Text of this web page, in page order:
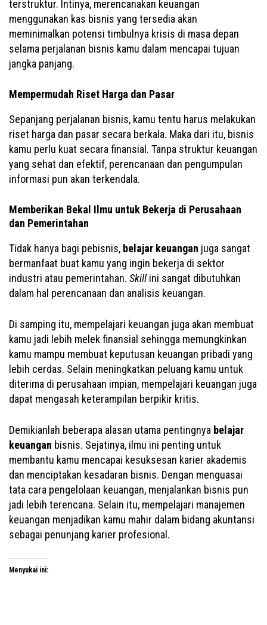
terstruktur. Intinya, merencanakan keuangan
menggunakan kas bisnis yang tersedia akan
meminimalkan potensi timbulnya krisis di masa depan
selama perjalanan bisnis kamu dalam mencapai tujuan
jangka panjang.
Mempermudah Riset Harga dan Pasar
Sepanjang perjalanan bisnis, kamu tentu harus melakukan
riset harga dan pasar secara berkala. Maka dari itu, bisnis
kamu perlu kuat secara finansial. Tanpa struktur keuangan
yang sehat dan efektif, perencanaan dan pengumpulan
informasi pun akan terkendala.
Memberikan Bekal Ilmu untuk Bekerja di Perusahaan
dan Pemerintahan
Tidak hanya bagi pebisnis, belajar keuangan juga sangat
bermanfaat buat kamu yang ingin bekerja di sektor
industri atau pemerintahan. Skillini sangat dibutuhkan
dalam hal perencanaan dan analisis keuangan.
Di samping itu, mempelajari keuangan juga akan membuat
kamu jadi lebih melek finansial sehingga memungkinkan
kamu mampu membuat keputusan keuangan pribadi yang
lebih cerdas. Selain meningkatkan peluang kamu untuk
diterima di perusahaan impian, mempelajari keuangan juga
dapat mengasah keterampilan berpikir kritis.
Demikianlah beberapa alasan utama pentingnya belajar
keuangan bisnis. Sejatinya, ilmu ini penting untuk
membantu kamu mencapai kesuksesan karier akademis
dan menciptakan kesadaran bisnis. Dengan menguasai
tata cara pengelolaan keuangan, menjalankan bisnis pun
jadi lebih terencana. Selain itu, mempelajari manajemen
keuangan menjadikan kamu mahir dalam bidang akuntansi
sebagai penunjang karier profesional.
Menyukai ini: